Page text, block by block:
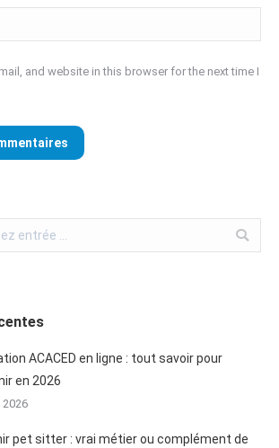
and website in this browser for the next time I
ACACED en ligne : tout savoir pour
en 2026
2026
pet sitter : vrai métier ou complément de